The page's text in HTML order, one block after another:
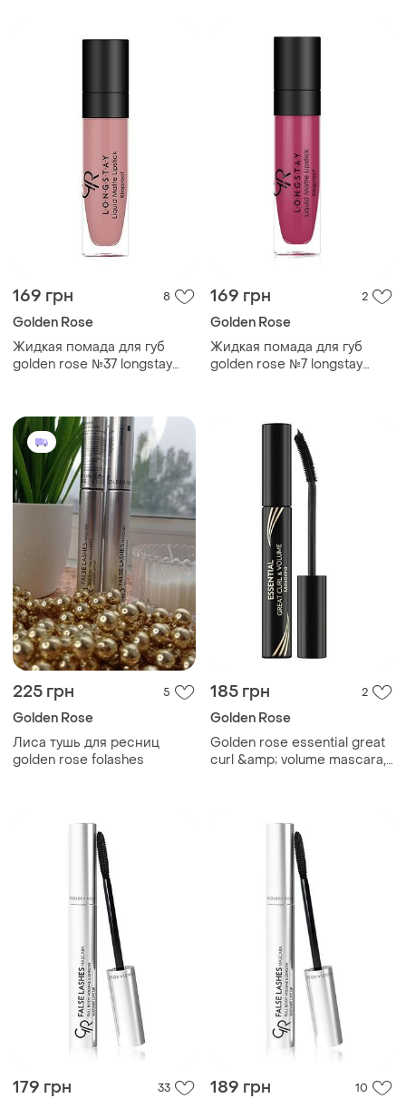
169 грн 8
Golden Rose
Жидкая помада для губ
golden rose №37 longstay
169 грн 2
Golden Rose
Жидкая помада для губ
golden rose №7 longstay
225 грн 5
Golden Rose
Лиса тушь для ресниц
golden rose folashes
185 грн 2
Golden Rose
Golden rose essential great
curl &amp; volume mascara,
179 грн 33 189 грн 10